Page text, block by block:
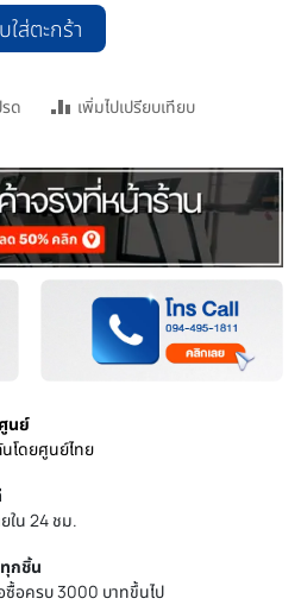
ใส่ตะกร้า
ด เพิ่มไปเปรียบเทียบ
นย์
นโดยศูนย์ไทย
ใน 24 ชม.
กชิ้น
ซื้อครบ 3000 บาทขึ้นไป